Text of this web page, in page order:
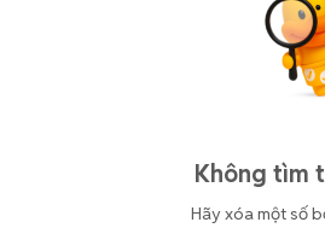
Không tìm
Hãy xóa một số